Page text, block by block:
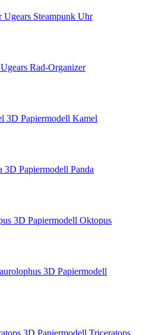
Ugears Steampunk Uhr
Ugears Rad-Organizer
3D Papiermodell Kamel
3D Papiermodell Panda
3D Papiermodell Oktopus
3D Papiermodell